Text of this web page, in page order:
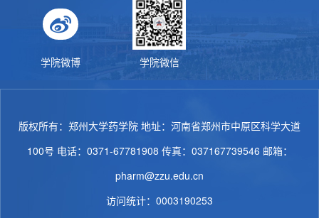
学院微博 学院微信
版权所有：郑州大学药学院 地址：河南省郑州市中原区科学大道
100号 电话：0371-67781908 传真：037167739546 邮箱：
pharm@zzu.edu.cn
访问统计： 0003190253